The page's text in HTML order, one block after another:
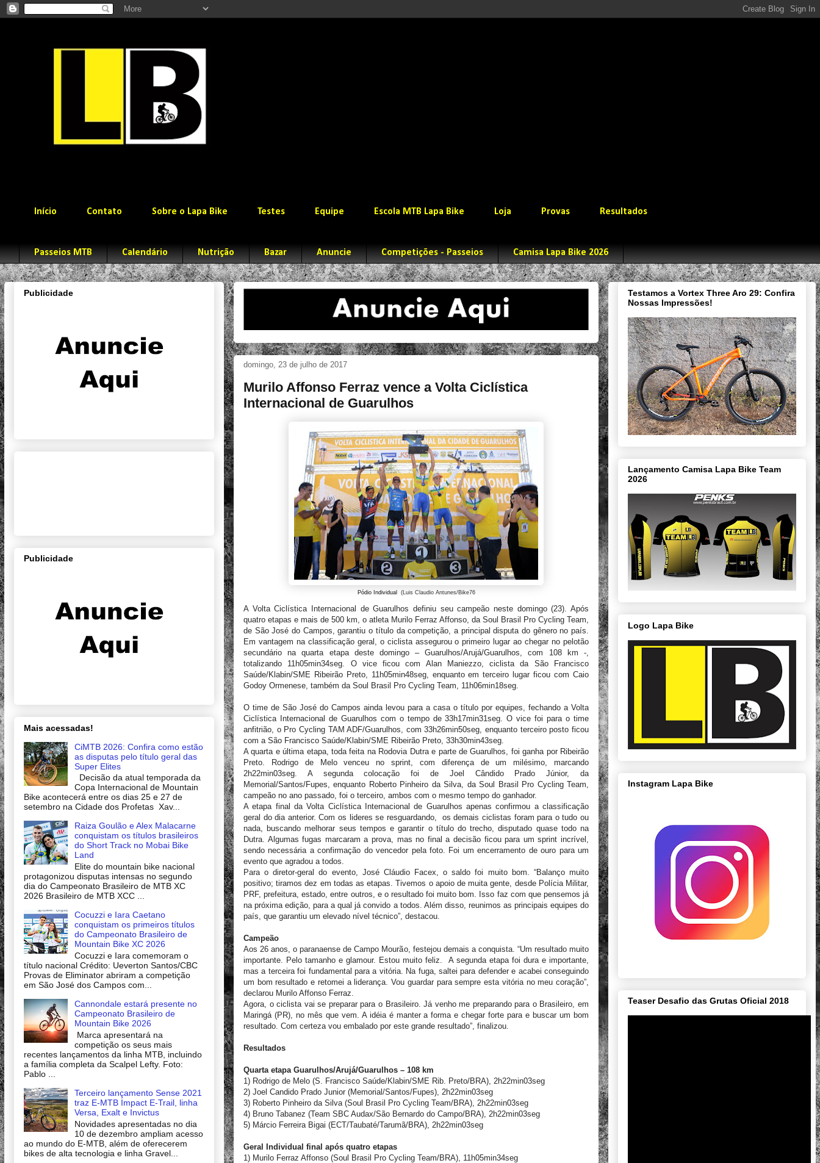
Início Contato Sobre o Lapa Bike Testes Equipe Escola MTB Lapa Bike Loja Provas Resultados
Passeios MTB Calendário Nutrição Bazar Anuncie Competições - Passeios Camisa Lapa Bike 2026
domingo, 23 de julho de 2017
Murilo Affonso Ferraz vence a Volta Ciclística
Internacional de Guarulhos
Pódio Individual (Luis Claudio Antunes/Bike76
A Volta Ciclística Internacional de Guarulhos definiu seu campeão neste domingo (23). Após
quatro etapas e mais de 500 km, o atleta Murilo Ferraz Affonso, da Soul Brasil Pro Cycling Team,
de São José do Campos, garantiu o título da competição, a principal disputa do gênero no país.
Em vantagem na classificação geral, o ciclista assegurou o primeiro lugar ao chegar no pelotão
secundário na quarta etapa deste domingo – Guarulhos/Arujá/Guarulhos, com 108 km -,
totalizando 11h05min34seg. O vice ficou com Alan Maniezzo, ciclista da São Francisco
Saúde/Klabin/SME Ribeirão Preto, 11h05min48seg, enquanto em terceiro lugar ficou com Caio
Godoy Ormenese, também da Soul Brasil Pro Cycling Team, 11h06min18seg.
O time de São José do Campos ainda levou para a casa o título por equipes, fechando a Volta
Ciclística Internacional de Guarulhos com o tempo de 33h17min31seg. O vice foi para o time
anfitrião, o Pro Cycling TAM ADF/Guarulhos, com 33h26min50seg, enquanto terceiro posto ficou
com a São Francisco Saúde/Klabin/SME Ribeirão Preto, 33h30min43seg.
A quarta e última etapa, toda feita na Rodovia Dutra e parte de Guarulhos, foi ganha por Ribeirão
Preto. Rodrigo de Melo venceu no sprint, com diferença de um milésimo, marcando
2h22min03seg. A segunda colocação foi de Joel Cândido Prado Júnior, da
Memorial/Santos/Fupes, enquanto Roberto Pinheiro da Silva, da Soul Brasil Pro Cycling Team,
campeão no ano passado, foi o terceiro, ambos com o mesmo tempo do ganhador.
A etapa final da Volta Ciclística Internacional de Guarulhos apenas confirmou a classificação
geral do dia anterior. Com os lideres se resguardando, os demais ciclistas foram para o tudo ou
nada, buscando melhorar seus tempos e garantir o título do trecho, disputado quase todo na
Dutra. Algumas fugas marcaram a prova, mas no final a decisão ficou para um sprint incrível,
sendo necessária a confirmação do vencedor pela foto. Foi um encerramento de ouro para um
evento que agradou a todos.
Para o diretor-geral do evento, José Cláudio Facex, o saldo foi muito bom. “Balanço muito
positivo; tiramos dez em todas as etapas. Tivemos o apoio de muita gente, desde Polícia Militar,
PRF, prefeitura, estado, entre outros, e o resultado foi muito bom. Isso faz com que pensemos já
na próxima edição, para a qual já convido a todos. Além disso, reunimos as principais equipes do
país, que garantiu um elevado nível técnico”, destacou.
Campeão
Aos 26 anos, o paranaense de Campo Mourão, festejou demais a conquista. “Um resultado muito
importante. Pelo tamanho e glamour. Estou muito feliz. A segunda etapa foi dura e importante,
mas a terceira foi fundamental para a vitória. Na fuga, saltei para defender e acabei conseguindo
um bom resultado e retomei a liderança. Vou guardar para sempre esta vitória no meu coração”,
declarou Murilo Affonso Ferraz.
Agora, o ciclista vai se preparar para o Brasileiro. Já venho me preparando para o Brasileiro, em
Maringá (PR), no mês que vem. A idéia é manter a forma e chegar forte para e buscar um bom
resultado. Com certeza vou embalado por este grande resultado”, finalizou.
Resultados
Quarta etapa Guarulhos/Arujá/Guarulhos – 108 km
1) Rodrigo de Melo (S. Francisco Saúde/Klabin/SME Rib. Preto/BRA), 2h22min03seg
2) Joel Candido Prado Junior (Memorial/Santos/Fupes), 2h22min03seg
3) Roberto Pinheiro da Silva (Soul Brasil Pro Cycling Team/BRA), 2h22min03seg
4) Bruno Tabanez (Team SBC Audax/São Bernardo do Campo/BRA), 2h22min03seg
5) Márcio Ferreira Bigai (ECT/Taubaté/Tarumã/BRA), 2h22min03seg
Geral Individual final após quatro etapas
1) Murilo Ferraz Affonso (Soul Brasil Pro Cycling Team/BRA), 11h05min34seg
Publicidade
Publicidade
Mais acessadas!
CiMTB 2026: Confira como estão
as disputas pelo título geral das
Super Elites
Decisão da atual temporada da
Copa Internacional de Mountain
Bike acontecerá entre os dias 25 e 27 de
setembro na Cidade dos Profetas Xav...
Raiza Goulão e Alex Malacarne
conquistam os títulos brasileiros
do Short Track no Mobai Bike
Land
Elite do mountain bike nacional
protagonizou disputas intensas no segundo
dia do Campeonato Brasileiro de MTB XC
2026 Brasileiro de MTB XCC ...
Cocuzzi e Iara Caetano
conquistam os primeiros títulos
do Campeonato Brasileiro de
Mountain Bike XC 2026
Cocuzzi e Iara comemoram o
título nacional Crédito: Ueverton Santos/CBC
Provas de Eliminator abriram a competição
em São José dos Campos com...
Cannondale estará presente no
Campeonato Brasileiro de
Mountain Bike 2026
Marca apresentará na
competição os seus mais
recentes lançamentos da linha MTB, incluindo
a família completa da Scalpel Lefty. Foto:
Pablo ...
Terceiro lançamento Sense 2021
traz E-MTB Impact E-Trail, linha
Versa, Exalt e Invictus
Novidades apresentadas no dia
10 de dezembro ampliam acesso
ao mundo do E-MTB, além de oferecerem
bikes de alta tecnologia e linha Gravel...
Testamos a Vortex Three Aro 29: Confira
Nossas Impressões!
Lançamento Camisa Lapa Bike Team
2026
Logo Lapa Bike
Instagram Lapa Bike
Teaser Desafio das Grutas Oficial 2018